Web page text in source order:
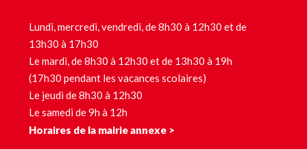
Lundi, mercredi, vendredi, de 8h30 à 12h30 et de
13h30 à 17h30
Le mardi, de 8h30 à 12h30 et de 13h30 à 19h
(17h30 pendant les vacances scolaires)
Le jeudi de 8h30 à 12h30
Le samedi de 9h à 12h
Horaires de la mairie annexe >